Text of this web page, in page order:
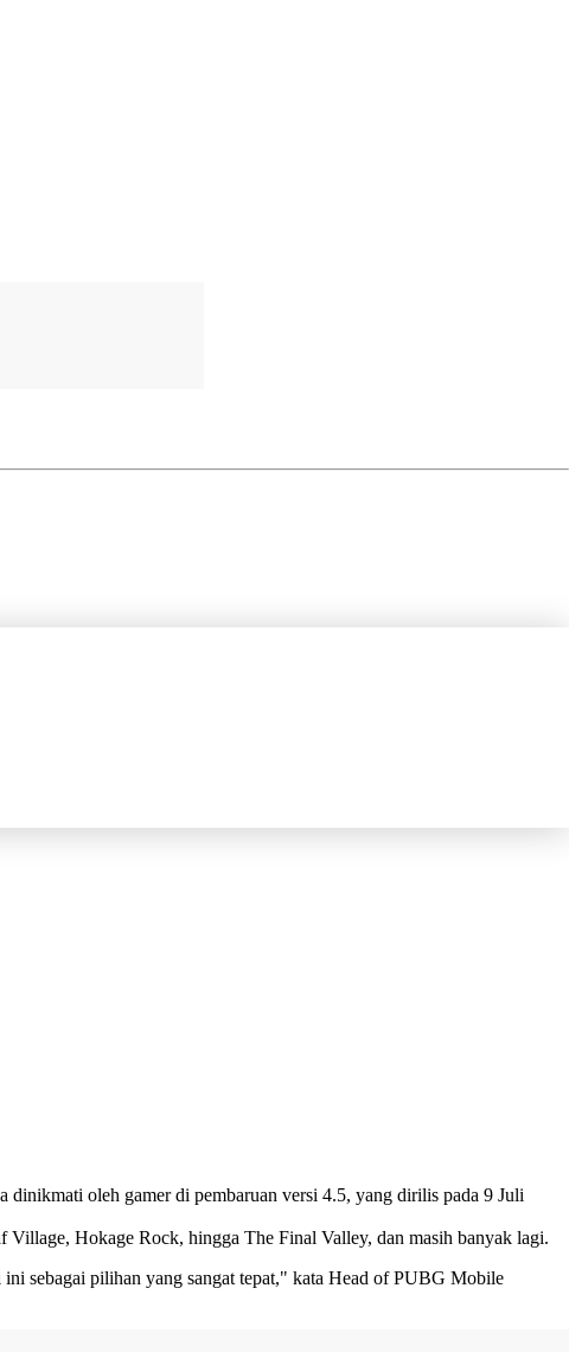
oleh gamer di pembaruan versi 4.5, yang dirilis pada 9 Juli
Hokage Rock, hingga The Final Valley, dan masih banyak lagi.
ini sebagai pilihan yang sangat tepat," kata Head of PUBG Mobile